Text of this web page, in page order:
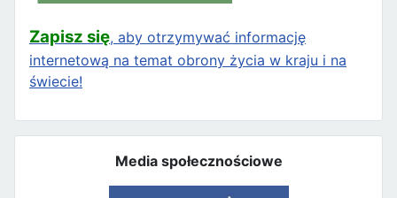
Zapisz się, aby otrzymywać informację
internetową na temat obrony życia w kraju i na
świecie!
Media społecznościowe